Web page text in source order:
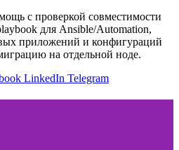
с проверкой совместимости
для Ansible/Automation,
приложений и конфигураций
на отдельной ноде.
LinkedIn Telegram